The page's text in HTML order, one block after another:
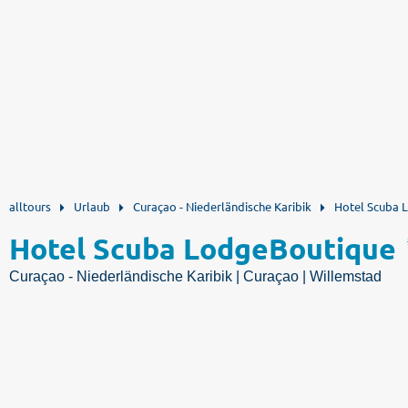
alltours Urlaub Curaçao - Niederländische Karibik Hotel Scuba
Hotel Scuba LodgeBoutique
Curaçao - Niederländische Karibik | Curaçao | Willemstad